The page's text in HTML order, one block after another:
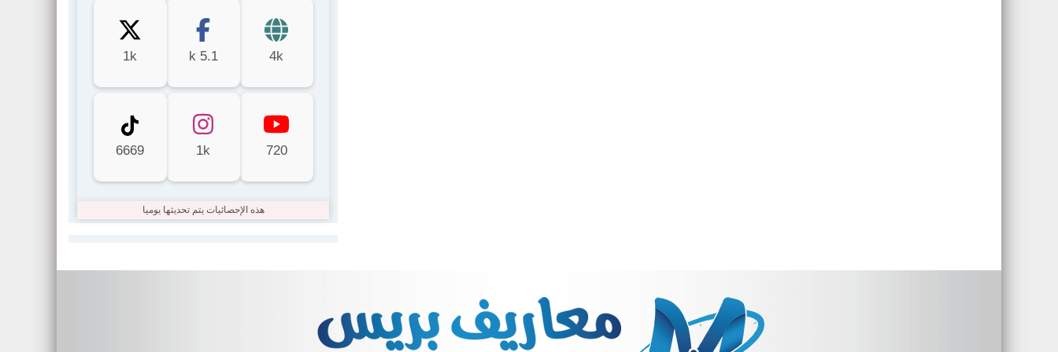
4k
5.1 k
1k
720
1k
6669
هذه الإحصائيات يتم تحديثها يوميا